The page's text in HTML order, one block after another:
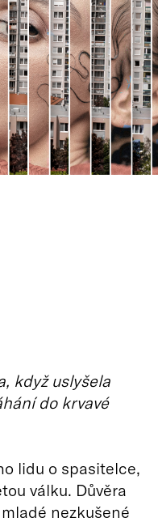
když uslyšela
do krvavé
lidu o spasitelce,
válku. Důvěra
nezkušené